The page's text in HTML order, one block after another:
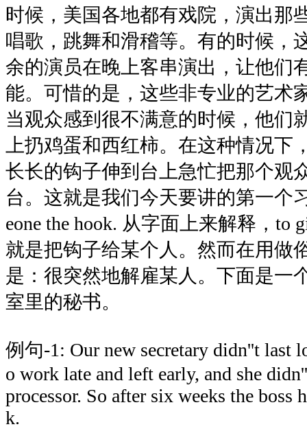
时候，美国各地都有戏院，演出那
唱歌，跳舞和滑稽等。有的时候，
余的演员在晚上客串演出，让他们
能。可惜的是，这些非专业的艺术
当观众感到很不满意的时候，他们
上扔鸡蛋和西红柿。在这种情况下
长长的钩子伸到台上急忙把那个观
台。这就是我们今天要讲的第一个
eone the hook. 从字面上来解释，to
就是把钩子给某个人。然而在用做
是：很突然地解雇某人。下面是一
室里的秘书。
例句-1: Our new secretary didn''t last
o work late and left early, and she
processor. So after six weeks the boss
k.